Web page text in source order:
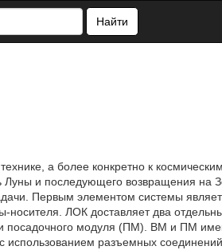
Найти
а более конкретно к
Луны и последующего возвращения на
Первым элементом системы
носителя. ЛОК доставляет два
посадочного модуля (ПМ). ВМ и ПМ
использованием разъемных